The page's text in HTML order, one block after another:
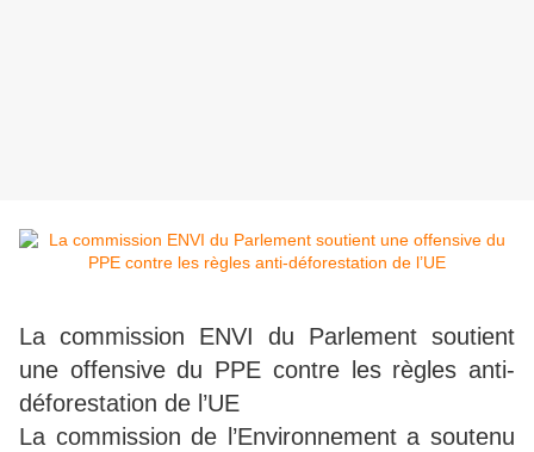
La commission ENVI du Parlement soutient
une offensive du PPE contre les règles anti-
déforestation de l’UE
La commission de l’Environnement a soutenu